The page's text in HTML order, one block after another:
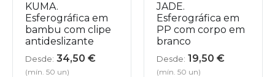
KUMA.
Esferográfica em
bambu com clipe
antideslizante
Desde: 34,50 €
(mín. 50 un)
JADE.
Esferográfica em
PP com corpo em
branco
Desde: 19,50 €
(mín. 50 un)